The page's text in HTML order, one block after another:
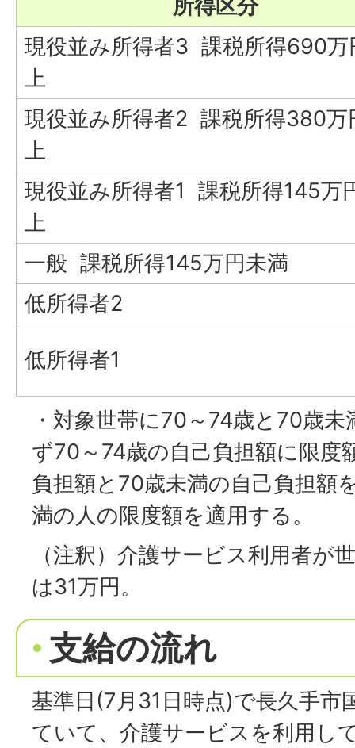
所得区分
現役並み所得者3 課税所得690万
上
現役並み所得者2 課税所得380万
上
現役並み所得者1 課税所得145万
上
一般 課税所得145万円未満
低所得者2
低所得者1
・対象世帯に70～74歳と70歳
ず70～74歳の自己負担額に限度
負担額と70歳未満の自己負担額
満の人の限度額を適用する。
（注釈）介護サービス利用者が
は31万円。
支給の流れ
基準日(7月31日時点)で長久手市
ていて、介護サービスを利用し